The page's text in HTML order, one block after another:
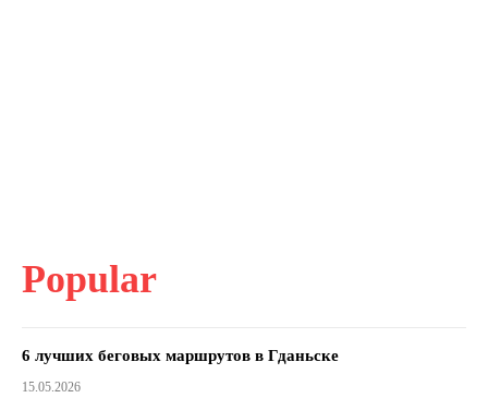
Popular
6 лучших беговых маршрутов в Гданьске
15.05.2026